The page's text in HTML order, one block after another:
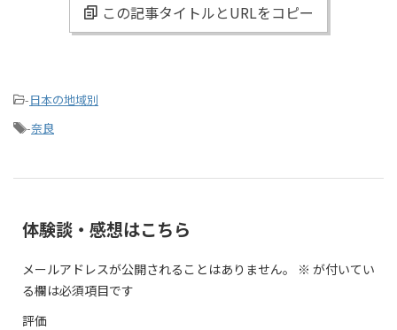
この記事タイトルとURLをコピー
-日本の地域別
-奈良
体験談・感想はこちら
メールアドレスが公開されることはありません。 ※ が付いてい
る欄は必須項目です
評価